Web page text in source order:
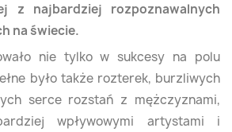
z najbardziej rozpoznawalnych
na świecie.
nie tylko w sukcesy na polu
było także rozterek, burzliwych
serce rozstań z mężczyznami,
wpływowymi artystami i